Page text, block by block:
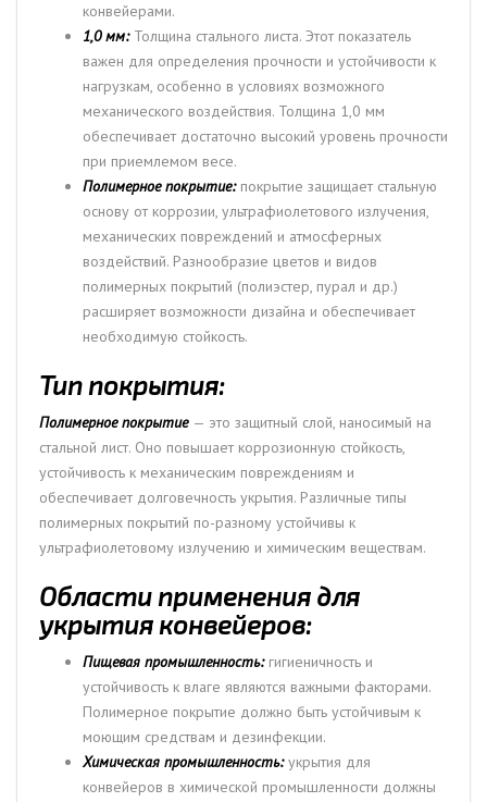
конвейерами.
1,0 мм:Толщина стального листа. Этот показатель
важен для определения прочности и устойчивости к
нагрузкам, особенно в условиях возможного
механического воздействия. Толщина 1,0 мм
обеспечивает достаточно высокий уровень прочности
при приемлемом весе.
Полимерное покрытие:покрытие защищает стальную
основу от коррозии, ультрафиолетового излучения,
механических повреждений и атмосферных
воздействий. Разнообразие цветов и видов
полимерных покрытий (полиэстер, пурал и др.)
расширяет возможности дизайна и обеспечивает
необходимую стойкость.
Тип покрытия:
Полимерное покрытие — это защитный слой, наносимый на
стальной лист. Оно повышает коррозионную стойкость,
устойчивость к механическим повреждениям и
обеспечивает долговечность укрытия. Различные типы
полимерных покрытий по-разному устойчивы к
ультрафиолетовому излучению и химическим веществам.
Области применения для
укрытия конвейеров:
Пищевая промышленность:гигиеничность и
устойчивость к влаге являются важными факторами.
Полимерное покрытие должно быть устойчивым к
моющим средствам и дезинфекции.
Химическая промышленность: укрытия для
конвейеров в химической промышленности должны